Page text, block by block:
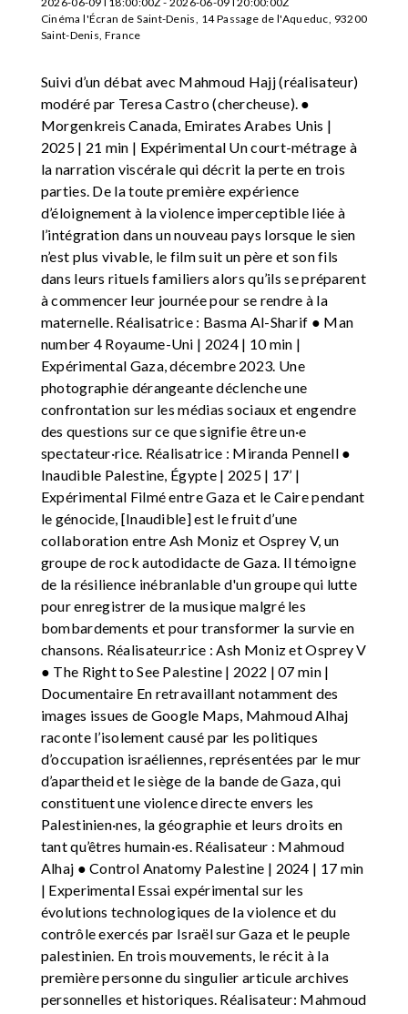
Cinéma l'Écran de Saint-Denis, 14 Passage de l'Aqueduc, 93200
Saint-Denis, France
Suivi d’un débat avec Mahmoud Hajj (réalisateur)
modéré par Teresa Castro (chercheuse). ●
Morgenkreis Canada, Emirates Arabes Unis |
2025 | 21 min | Expérimental Un court-métrage à
la narration viscérale qui décrit la perte en trois
parties. De la toute première expérience
d’éloignement à la violence imperceptible liée à
l’intégration dans un nouveau pays lorsque le sien
n’est plus vivable, le film suit un père et son fils
dans leurs rituels familiers alors qu’ils se préparent
à commencer leur journée pour se rendre à la
maternelle. Réalisatrice : Basma Al-Sharif ● Man
number 4 Royaume-Uni | 2024 | 10 min |
Expérimental Gaza, décembre 2023. Une
photographie dérangeante déclenche une
confrontation sur les médias sociaux et engendre
des questions sur ce que signifie être un·e
spectateur·rice. Réalisatrice : Miranda Pennell ●
Inaudible Palestine, Égypte | 2025 | 17’ |
Expérimental Filmé entre Gaza et le Caire pendant
le génocide, [Inaudible] est le fruit d’une
collaboration entre Ash Moniz et Osprey V, un
groupe de rock autodidacte de Gaza. Il témoigne
de la résilience inébranlable d'un groupe qui lutte
pour enregistrer de la musique malgré les
bombardements et pour transformer la survie en
chansons. Réalisateur.rice : Ash Moniz et Osprey V
● The Right to See Palestine | 2022 | 07 min |
Documentaire En retravaillant notamment des
images issues de Google Maps, Mahmoud Alhaj
raconte l’isolement causé par les politiques
d’occupation israéliennes, représentées par le mur
d’apartheid et le siège de la bande de Gaza, qui
constituent une violence directe envers les
Palestinien·nes, la géographie et leurs droits en
tant qu’êtres humain·es. Réalisateur : Mahmoud
Alhaj ● Control Anatomy Palestine | 2024 | 17 min
| Experimental Essai expérimental sur les
évolutions technologiques de la violence et du
contrôle exercés par Israël sur Gaza et le peuple
palestinien. En trois mouvements, le récit à la
première personne du singulier articule archives
personnelles et historiques. Réalisateur: Mahmoud